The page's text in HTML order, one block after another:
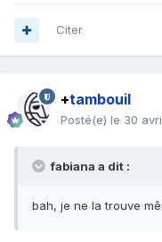
Citer
+tambouil
Posté(e) le 30
fabiana a dit :
bah, je ne la trouve